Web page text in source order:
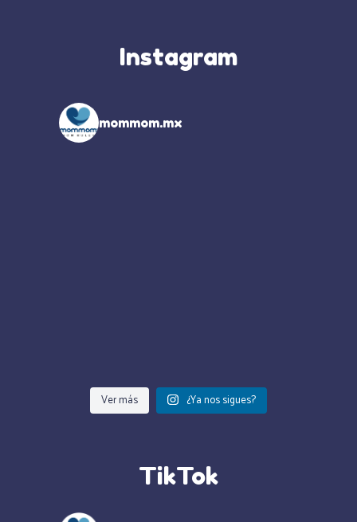
Instagram
mommom.mx
Ver más ¿Ya nos sigues?
TikTok